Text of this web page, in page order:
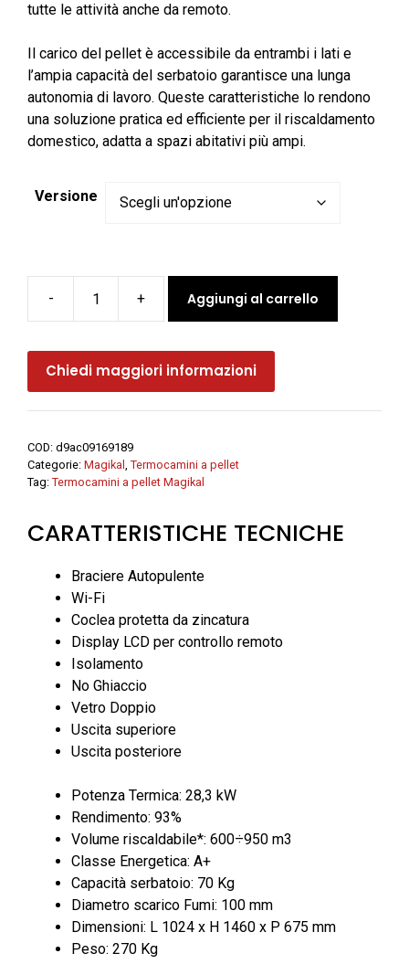
tutte le attività anche da remoto.
Il carico del pellet è accessibile da entrambi i lati e
l’ampia capacità del serbatoio garantisce una lunga
autonomia di lavoro. Queste caratteristiche lo rendono
una soluzione pratica ed efficiente per il riscaldamento
domestico, adatta a spazi abitativi più ampi.
Versione
-
Termocamino
pellet
MK
16:9
quantità
+ Aggiungi al carrello
Chiedi maggiori informazioni
COD: d9ac09169189
Categorie: Magikal , Termocamini a pellet
Tag: Termocamini a pellet Magikal
CARATTERISTICHE TECNICHE
Braciere Autopulente
Wi-Fi
Coclea protetta da zincatura
Display LCD per controllo remoto
Isolamento
No Ghiaccio
Vetro Doppio
Uscita superiore
Uscita posteriore
Potenza Termica: 28,3 kW
Rendimento: 93%
Volume riscaldabile*: 600÷950 m3
Classe Energetica: A+
Capacità serbatoio: 70 Kg
Diametro scarico Fumi: 100 mm
Dimensioni: L 1024 x H 1460 x P 675 mm
Peso: 270 Kg